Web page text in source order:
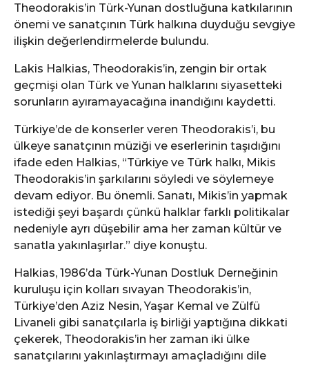
Theodorakis’in Türk-Yunan dostluğuna katkılarının
önemi ve sanatçının Türk halkına duyduğu sevgiye
ilişkin değerlendirmelerde bulundu.
Lakis Halkias, Theodorakis’in, zengin bir ortak
geçmişi olan Türk ve Yunan halklarını siyasetteki
sorunların ayıramayacağına inandığını kaydetti.
Türkiye’de de konserler veren Theodorakis’i, bu
ülkeye sanatçının müziği ve eserlerinin taşıdığını
ifade eden Halkias, “Türkiye ve Türk halkı, Mikis
Theodorakis’in şarkılarını söyledi ve söylemeye
devam ediyor. Bu önemli. Sanatı, Mikis’in yapmak
istediği şeyi başardı çünkü halklar farklı politikalar
nedeniyle ayrı düşebilir ama her zaman kültür ve
sanatla yakınlaşırlar.” diye konuştu.
Halkias, 1986’da Türk-Yunan Dostluk Derneğinin
kuruluşu için kolları sıvayan Theodorakis’in,
Türkiye’den Aziz Nesin, Yaşar Kemal ve Zülfü
Livaneli gibi sanatçılarla iş birliği yaptığına dikkati
çekerek, Theodorakis’in her zaman iki ülke
sanatçılarını yakınlaştırmayı amaçladığını dile